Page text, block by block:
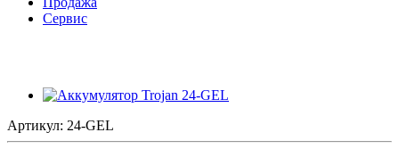
Сервис
Артикул: 24-GEL